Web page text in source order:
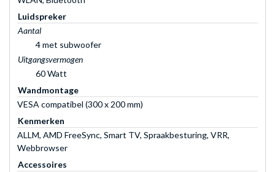
Luidspreker
Aantal
4 met subwoofer
Uitgangsvermogen
60 Watt
Wandmontage
VESA compatibel (300 x 200 mm)
Kenmerken
ALLM, AMD FreeSync, Smart TV, Spraakbesturing, VRR,
Webbrowser
Accessoires